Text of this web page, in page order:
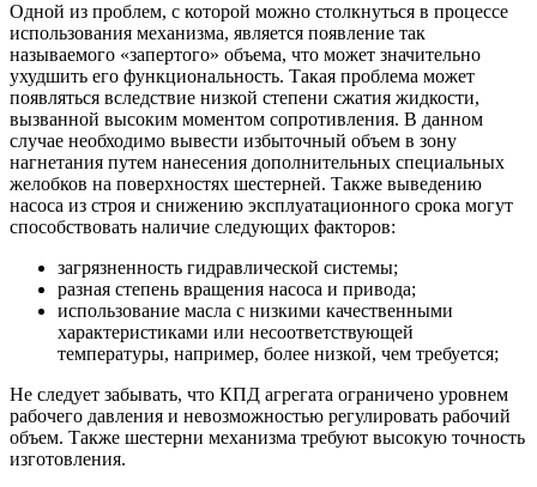
Одной из проблем, с которой можно столкнуться в процессе
использования механизма, является появление так
называемого «запертого» объема, что может значительно
ухудшить его функциональность. Такая проблема может
появляться вследствие низкой степени сжатия жидкости,
вызванной высоким моментом сопротивления. В данном
случае необходимо вывести избыточный объем в зону
нагнетания путем нанесения дополнительных специальных
желобков на поверхностях шестерней. Также выведению
насоса из строя и снижению эксплуатационного срока могут
способствовать наличие следующих факторов:
загрязненность гидравлической системы;
разная степень вращения насоса и привода;
использование масла с низкими качественными
характеристиками или несоответствующей
температуры, например, более низкой, чем требуется;
Не следует забывать, что КПД агрегата ограничено уровнем
рабочего давления и невозможностью регулировать рабочий
объем. Также шестерни механизма требуют высокую точность
изготовления.